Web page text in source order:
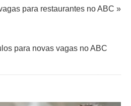
para restaurantes no ABC »
para novas vagas no ABC